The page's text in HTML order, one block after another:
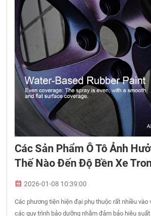
Các Sản Phẩm Ô Tô Ảnh
Thế Nào Đến Độ Bền Xe
2026-01-08 10:39:00
Các phương tiện hiện đại phụ thuộc rất nhiều
các quy trình bảo dưỡng nhằm đảm bảo hiệu